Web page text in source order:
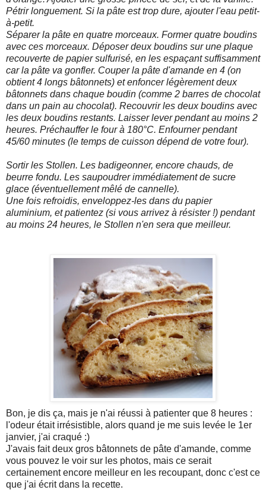
Pétrir longuement. Si la pâte est trop dure, ajouter l'eau petit-
à-petit.
Séparer la pâte en quatre morceaux. Former quatre boudins
avec ces morceaux. Déposer deux boudins sur une plaque
recouverte de papier sulfurisé, en les espaçant suffisamment
car la pâte va gonfler. Couper la pâte d'amande en 4 (on
obtient 4 longs bâtonnets) et enfoncer légèrement deux
bâtonnets dans chaque boudin (comme 2 barres de chocolat
dans un pain au chocolat). Recouvrir les deux boudins avec
les deux boudins restants. Laisser lever pendant au moins 2
heures. Préchauffer le four à 180°C. Enfourner pendant
45/60 minutes (le temps de cuisson dépend de votre four).
Sortir les Stollen. Les badigeonner, encore chauds, de
beurre fondu. Les saupoudrer immédiatement de sucre
glace (éventuellement mêlé de cannelle).
Une fois refroidis, enveloppez-les dans du papier
aluminium, et patientez (si vous arrivez à résister !) pendant
au moins 24 heures, le Stollen n'en sera que meilleur.
Bon, je dis ça, mais je n'ai réussi à patienter que 8 heures :
l'odeur était irrésistible, alors quand je me suis levée le 1er
janvier, j'ai craqué :)
J'avais fait deux gros bâtonnets de pâte d'amande, comme
vous pouvez le voir sur les photos, mais ce serait
certainement encore meilleur en les recoupant, donc c'est ce
que j'ai écrit dans la recette.